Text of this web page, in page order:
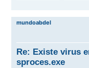
mundoabdel
Re: Existe virus
sproces.exe